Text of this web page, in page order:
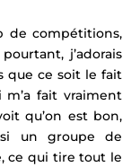
de compétitions,
j’adorais
que ce soit le fait
fait vraiment
qu’on est bon,
un groupe de
ce qui tire tout le